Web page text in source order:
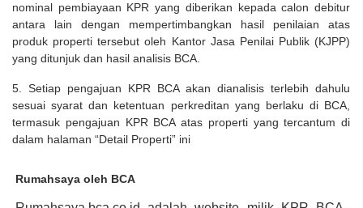
nominal pembiayaan KPR yang diberikan kepada calon debitur
antara lain dengan mempertimbangkan hasil penilaian atas
produk properti tersebut oleh Kantor Jasa Penilai Publik (KJPP)
yang ditunjuk dan hasil analisis BCA.
5. Setiap pengajuan KPR BCA akan dianalisis terlebih dahulu
sesuai syarat dan ketentuan perkreditan yang berlaku di BCA,
termasuk pengajuan KPR BCA atas properti yang tercantum di
dalam halaman “Detail Properti” ini
Rumahsaya oleh BCA